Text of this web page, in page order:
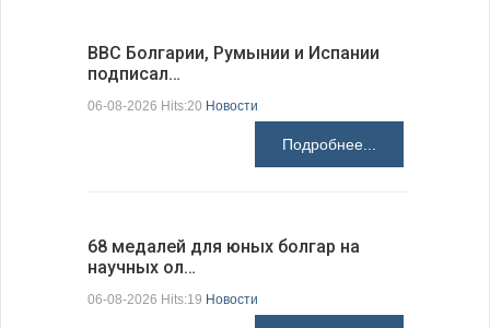
ВВС Болгарии, Румынии и Испании
подписал…
06-08-2026 Hits:20 Новости
Подробнее...
68 медалей для юных болгар на
научных ол…
06-08-2026 Hits:19 Новости